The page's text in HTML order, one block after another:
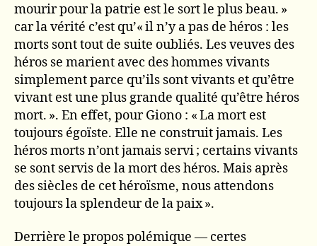
mourir pour la patrie est le sort le plus beau. »
car la vérité c’est qu’« il n’y a pas de héros : les
morts sont tout de suite oubliés. Les veuves des
héros se marient avec des hommes vivants
simplement parce qu’ils sont vivants et qu’être
vivant est une plus grande qualité qu’être héros
mort. ». En effet, pour Giono : « La mort est
toujours égoïste. Elle ne construit jamais. Les
héros morts n’ont jamais servi ; certains vivants
se sont servis de la mort des héros. Mais après
des siècles de cet héroïsme, nous attendons
toujours la splendeur de la paix ».
Derrière le propos polémique — certes